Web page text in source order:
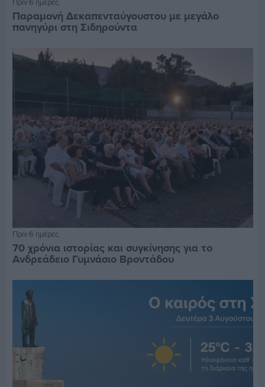
Παραμονή Δεκαπενταύγουστου με μεγάλο
πανηγύρι στη Σιδηρούντα
Πριν 6 ημέρες
70 χρόνια ιστορίας και συγκίνησης για το
Ανδρεάδειο Γυμνάσιο Βροντάδου